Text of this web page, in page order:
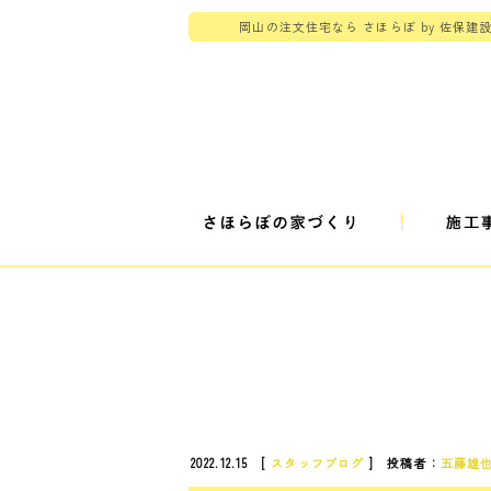
岡山の注文住宅なら さほらぼ by 佐保建
2022.12.15 [ スタッフブログ ] 投稿者： 五藤雄